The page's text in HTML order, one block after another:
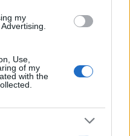
my
Use,
of my
with the